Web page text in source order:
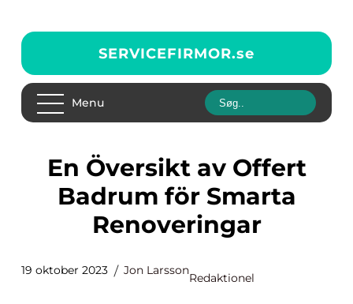
SERVICEFIRMOR.se
Menu
En Översikt av Offert
Badrum för Smarta
Renoveringar
19 oktober 2023 Jon Larsson
Redaktionel